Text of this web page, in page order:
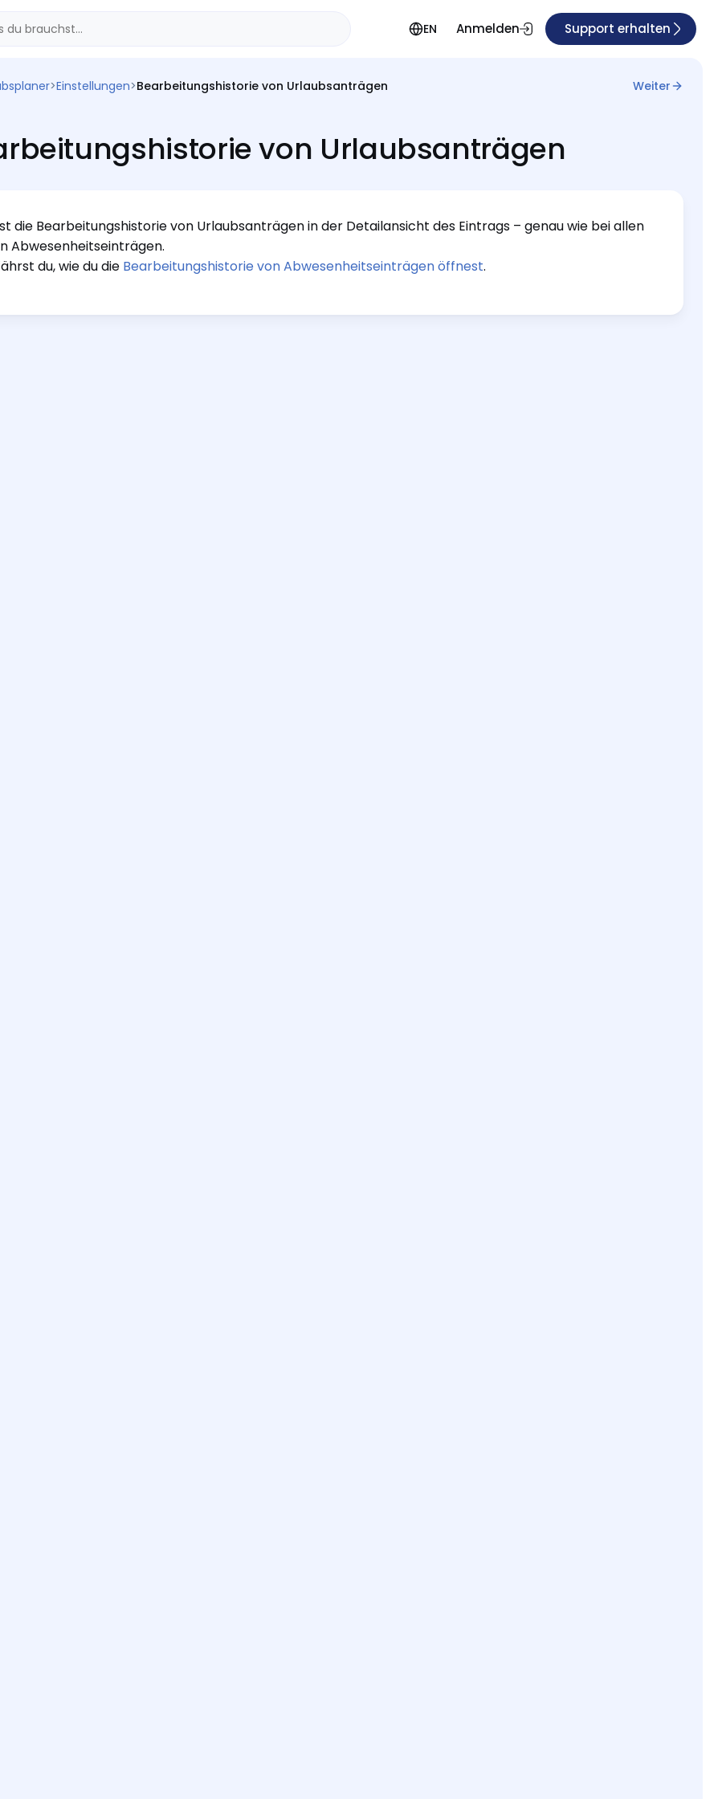
EN Anmelden Support erhalten
>Einstellungen>Bearbeitungshistorie von Urlaubsanträgen Weiter
von Urlaubsanträgen
die Bearbeitungshistorie von Urlaubsanträgen in der Detailansicht des Eintrags – genau wie bei allen
Abwesenheitseinträgen.
du, wie du die Bearbeitungshistorie von Abwesenheitseinträgen öffnest.